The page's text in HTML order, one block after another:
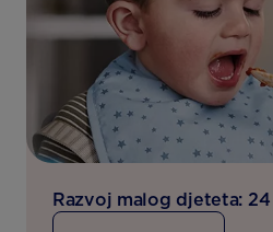
Razvoj malog djeteta: